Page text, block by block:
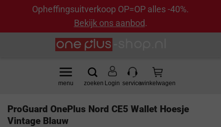
Opheffingsuitverkoop OP=OP alles -40%.
Bekijk ons aanbod.
Login
ProGuard OnePlus Nord CE5 Wallet Hoesje
Vintage Blauw